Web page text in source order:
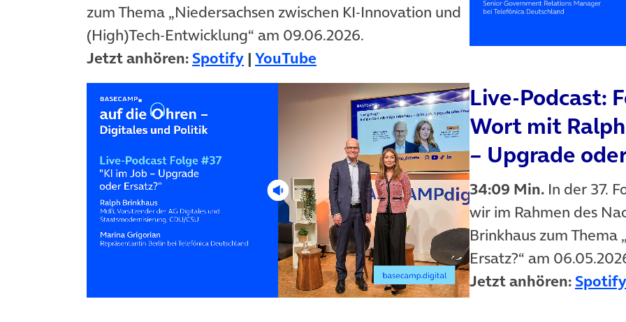
zum Thema „Niedersachsen zwischen KI‑Innovation und
(High)Tech‑Entwicklung“ am 09.06.2026.
Jetzt anhören: Spotify(öffnet in neuem Tab)
| YouTube(öffnet in neuem Tab)
Live-Podcast:
Wort mit
– Upgrade
34:09 Min. In der 37.
wir im Rahmen des
Brinkhaus zum
Ersatz?“ am
Jetzt anhören: Spotify